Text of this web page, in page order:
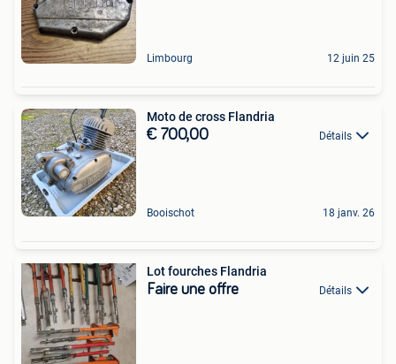
Limbourg 12 juin 25
Moto de cross Flandria
€ 700,00 Détails
Booischot 18 janv. 26
Lot fourches Flandria
Faire une offre Détails